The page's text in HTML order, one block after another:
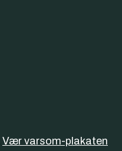
Vær varsom-plakaten